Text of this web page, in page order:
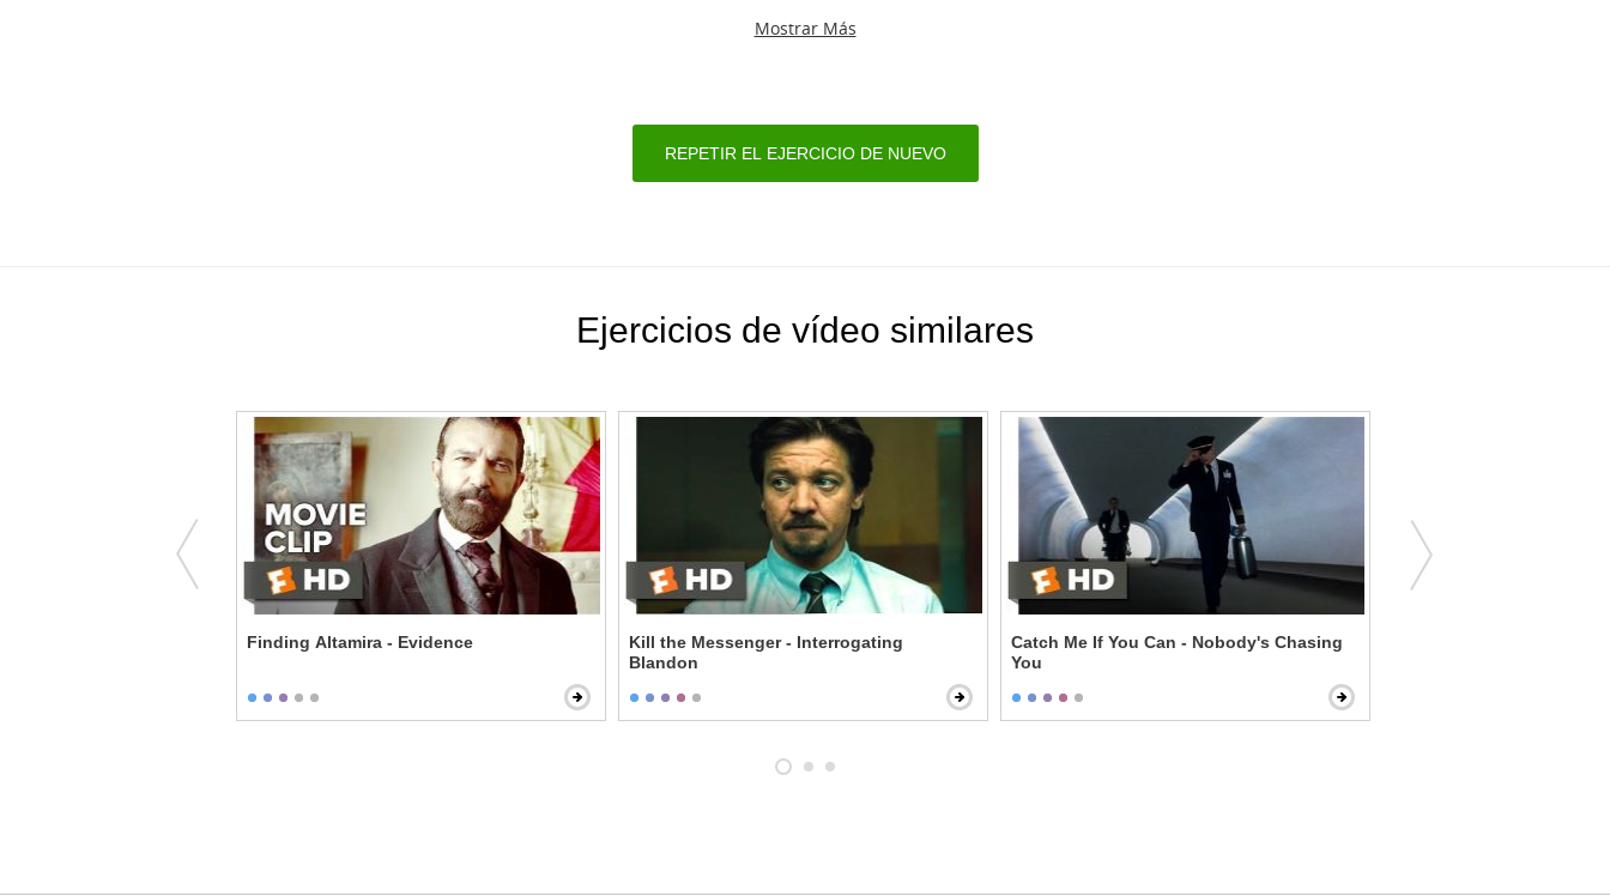
Mostrar Más
REPETIR EL EJERCICIO DE NUEVO
Ejercicios de vídeo similares
Finding Altamira - Evidence
Kill the Messenger - Interrogating
Blandon
Catch Me If You Can - Nobody's Chasing
You